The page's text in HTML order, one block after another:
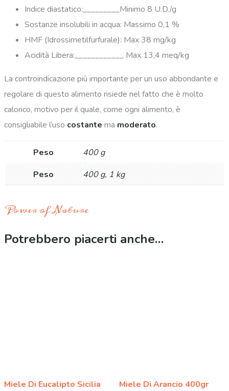
Indice diastatico:_________Minimo 8 U.D./g
Sostanze insolubili in acqua: Massimo 0,1 %
HMF (Idrossimetilfurfurale): Max 38 mg/kg
Acidità Libera:____________ Max 13,4 meq/kg
La controindicazione più importante per un uso abbondante e
regolare di questo alimento risiede nel fatto che è molto
calorico, motivo per il quale, come ogni alimento, è
consigliabile l’uso costante ma moderato.
Peso
400 g
Peso
400 g, 1 kg
Power of Nature
Potrebbero piacerti anche…
Miele Di Eucalipto Sicilia
Miele Di Arancio 400gr